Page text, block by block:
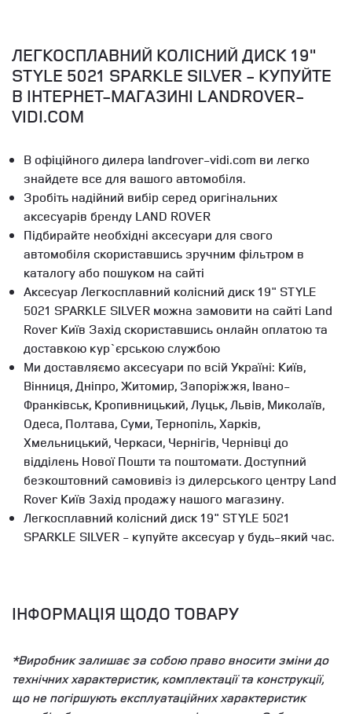
ЛЕГКОСПЛАВНИЙ КОЛІСНИЙ ДИСК 19"
STYLE 5021 SPARKLE SILVER - КУПУЙТЕ
В ІНТЕРНЕТ-МАГАЗИНІ LANDROVER-
VIDI.COM
В офіційного дилера landrover-vidi.com ви легко
знайдете все для вашого автомобіля.
Зробіть надійний вибір серед оригінальних
аксесуарів бренду LAND ROVER
Підбирайте необхідні аксесуари для свого
автомобіля скориставшись зручним фільтром в
каталогу або пошуком на сайті
Аксесуар Легкосплавний колісний диск 19" STYLE
5021 SPARKLE SILVER можна замовити на сайті Land
Rover Київ Захід скориставшись онлайн оплатою та
доставкою кур`єрською службою
Ми доставляємо аксесуари по всій Україні: Київ,
Вінниця, Дніпро, Житомир, Запоріжжя, Івано-
Франківськ, Кропивницький, Луцьк, Львів, Миколаїв,
Одеса, Полтава, Суми, Тернопіль, Харків,
Хмельницький, Черкаси, Чернігів, Чернівці до
відділень Нової Пошти та поштомати. Доступний
безкоштовний самовивіз із дилерського центру Land
Rover Київ Захід продажу нашого магазину.
Легкосплавний колісний диск 19" STYLE 5021
SPARKLE SILVER - купуйте аксесуар у будь-який час.
ІНФОРМАЦІЯ ЩОДО ТОВАРУ
*Виробник залишає за собою право вносити зміни до
технічних характеристик, комплектації та конструкції,
що не погіршують експлуатаційних характеристик